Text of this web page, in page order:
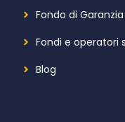
Fondo di Garanzia
Fondi e operatori
Blog